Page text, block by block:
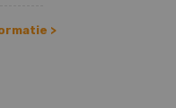
>